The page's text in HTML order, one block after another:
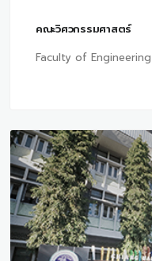
คณะวิศวกรรมศาสตร์
Faculty of Engineering